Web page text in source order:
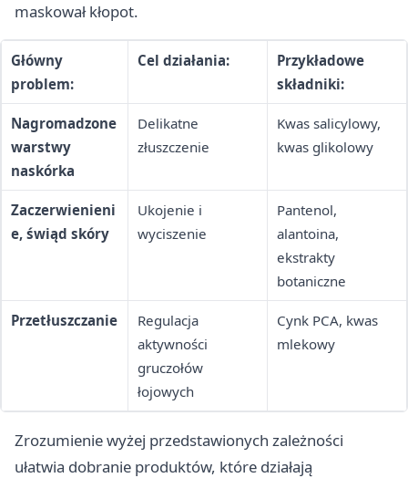
maskował kłopot.
Główny
problem:
Cel działania:
Przykładowe
składniki:
Nagromadzone
warstwy
naskórka
Delikatne
złuszczenie
Kwas salicylowy,
kwas glikolowy
Zaczerwienieni
e, świąd skóry
Ukojenie i
wyciszenie
Pantenol,
alantoina,
ekstrakty
botaniczne
Przetłuszczanie
Regulacja
aktywności
gruczołów
łojowych
Cynk PCA, kwas
mlekowy
Zrozumienie wyżej przedstawionych zależności
ułatwia dobranie produktów, które działają